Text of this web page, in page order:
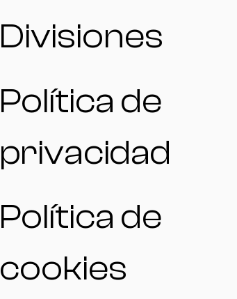
Divisiones
Política de
privacidad
Política de
cookies